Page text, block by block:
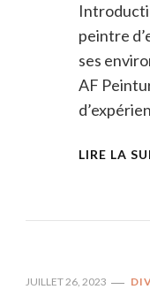
peintre
ses
AF
LIRE LA
JUILLET 26, 2023